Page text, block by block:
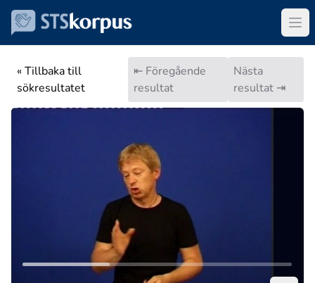
« Tillbaka till
sökresultatet
⇤ Föregående
resultat
Nästa
resultat ⇥